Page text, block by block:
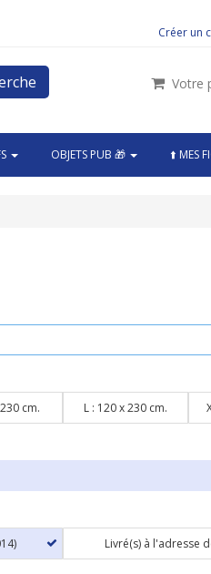
Créer un
Votre
OBJETS PUB 🎁 ⬆️ MES
cm. L : 120 x 230 cm.
Livré(s) à l'adresse